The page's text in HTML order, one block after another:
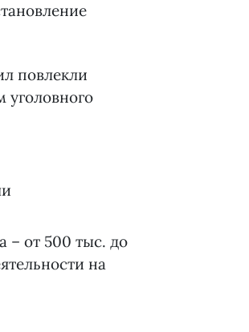
повлекли
уголовного
– от 500 тыс. до
на